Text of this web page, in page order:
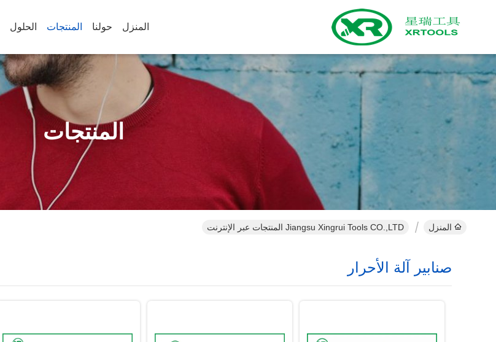
المنزل حولنا المنتجات الحلول
المنتجات
المنزل Jiangsu Xingrui Tools CO.,LTD المنتجات عبر الإنترنت
صنابير آلة الأحرار